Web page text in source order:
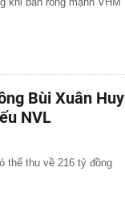
Bùi Xuân Huy
NVL
thể thu về 216 tỷ đồng